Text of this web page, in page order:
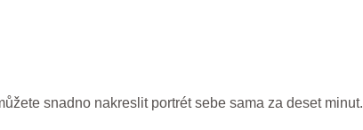
snadno nakreslit portrét sebe sama za deset minut.